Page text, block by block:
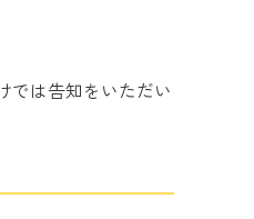
では告知をいただい